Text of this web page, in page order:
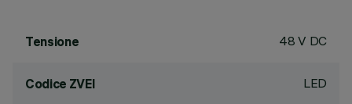
Tensione 48 V DC
Codice ZVEI LED